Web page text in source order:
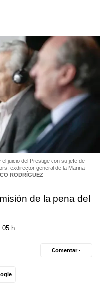
juicio del Prestige con su jefe de
exdirector general de la Marina
RODRÍGUEZ
de la pena del
h.
Comentar ·